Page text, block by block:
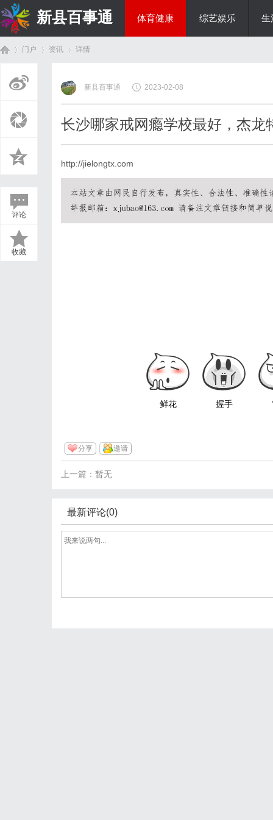
新县百事通 体育健康 综艺娱乐 生
门户 资讯
›
详情
评论
收藏
新县百事通 2023-02-08
长沙哪家戒网瘾学校最好，杰龙
http://jielongtx.com
鲜花 握手
分享 邀请
上一篇：暂无
最新评论(0)